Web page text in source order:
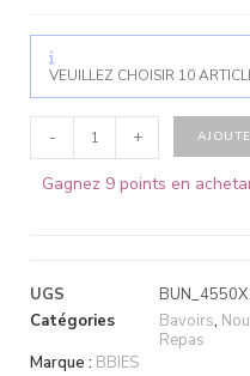
VEUILLEZ CHOISIR 10
- +
Gagnez 9 points en
UGS
Catégories
Bavoirs,
Repas
Marque : BBIES